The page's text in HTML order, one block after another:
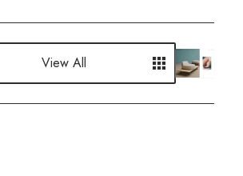
View All
View All